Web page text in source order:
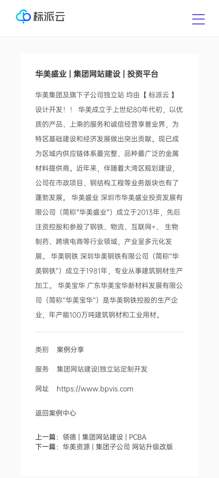
华美盛业 | 集团网站建设 | 投资平台
华美集团及旗下子公司独立站 均由【 标派云 】
设计开发！！ 华美成立于上世纪80年代初，以优
质的产品、上乘的服务和诚信经营享誉业界，为
特区基础建设和经济发展做出突出贡献。现已成
为区域内供应链体系最完整、品种最广泛的金属
材料提供商。近年来，伴随着大湾区规划建设，
公司在市政项目、钢结构工程等业务版块也有了
蓬勃发展。 华美盛业 深圳市华美盛业投资发展有
限公司（简称"华美盛业"）成立于2013年，先后
注资控股和参股了钢铁、物流、互联网+、 生物
制药、跨境电商等行业领域，产业呈多元化发
展。 华美钢铁 深圳华美钢铁有限公司（简称“华
美钢铁”）成立于1981年，专业从事建筑钢材生产
加工。 华美宝华 广东华美宝华新材料发展有限公
司（简称“华美宝华”）是华美钢铁控股的生产企
业，年产能100万吨建筑钢材和工业用材。
类别案例分享
服务 集团网站建设|独立站定制开发
网址 https://www.bpvis.com
返回案例中心
上一篇：领德 | 集团网站建设 | PCBA
下一篇：华美资源 | 集团子公司 网站升级改版